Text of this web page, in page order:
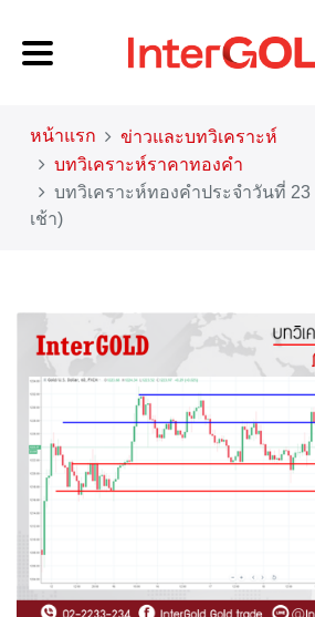
หน้าแรก
ข่าวและบทวิเคราะห์
บทวิเคราะห์ราคาทองคำ
บทวิเคราะห์ทองคำประจำวันที่
เช้า)